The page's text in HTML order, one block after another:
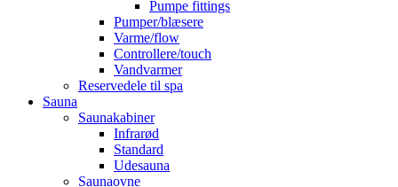
Pumpe fittings
Pumper/blæsere
Varme/flow
Controllere/touch
Vandvarmer
Reservedele til spa
Sauna
Saunakabiner
Infrarød
Standard
Udesauna
Saunaovne